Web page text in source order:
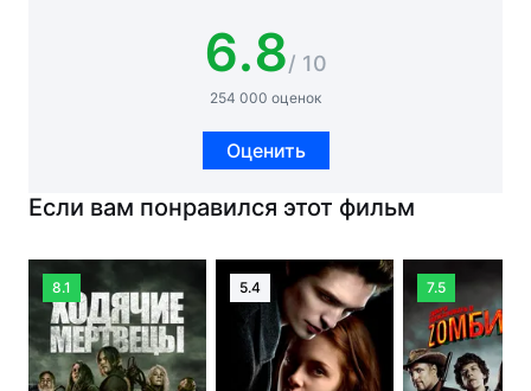
6.8/ 10
254 000 оценок
Оценить
Если вам понравился этот фильм
8.1 5.4 7.5